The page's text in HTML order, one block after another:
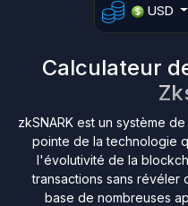
USD
Calculateur
zkSNARK est un système
pointe de la technologie
l'évolutivité de la
transactions sans révéler
base de nombreuses